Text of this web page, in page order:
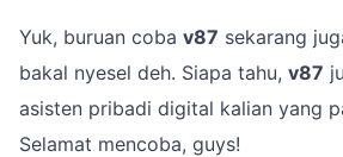
Yuk, buruan coba v87 sekarang
bakal nyesel deh. Siapa tahu, v87
asisten pribadi digital kalian yang
Selamat mencoba, guys!